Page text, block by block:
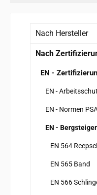
Nach Hersteller
Nach
EN -
EN -
EN - Normen
EN -
EN 564
EN 565 Band
EN 566